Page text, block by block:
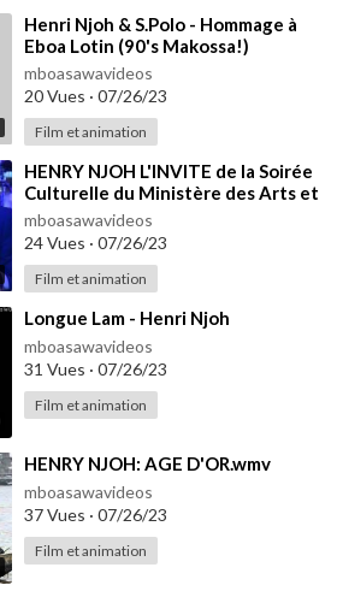
⁣Henri Njoh & S.Polo - Hommage à
Eboa Lotin (90's Makossa!)
mboasawavideos
20 Vues · 07/26/23
Film et animation
⁣HENRY NJOH L'INVITE de la Soirée
Culturelle du Ministère des Arts et
la Culture.
mboasawavideos
24 Vues · 07/26/23
Film et animation
⁣Longue Lam - Henri Njoh
mboasawavideos
31 Vues · 07/26/23
Film et animation
⁣HENRY NJOH: AGE D'OR.wmv
mboasawavideos
37 Vues · 07/26/23
Film et animation